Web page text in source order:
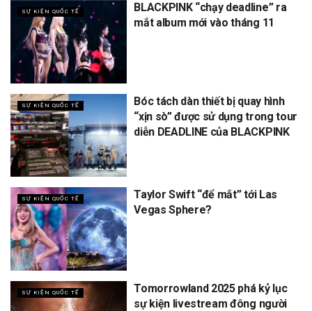
SỰ KIỆN QUỐC TẾ
BLACKPINK “chạy deadline” ra
mắt album mới vào tháng 11
SỰ KIỆN QUỐC TẾ
Bóc tách dàn thiết bị quay hình
“xịn sò” được sử dụng trong tour
diễn DEADLINE của BLACKPINK
SỰ KIỆN QUỐC TẾ
Taylor Swift “để mắt” tới Las
Vegas Sphere?
SỰ KIỆN QUỐC TẾ
Tomorrowland 2025 phá kỷ lục
sự kiện livestream đông người